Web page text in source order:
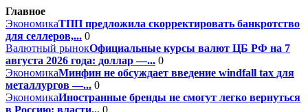
Главное
ЭкономикаТПП предложила скорректировать банкротство
для селлеров,... 0
Валютный рынокОфициальные курсы валют ЦБ РФ на 7
августа 2026 года: доллар —... 0
ЭкономикаМинфин не обсуждает введение windfall tax для
металлургов —... 0
ЭкономикаИностранные бренды не смогут легко вернуться
в Россию: власти... 0